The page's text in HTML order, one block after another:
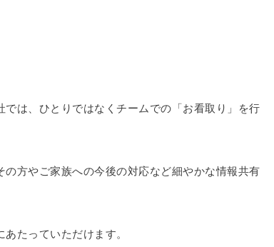
は、ひとりではなくチームでの「お看取り」を行
方やご家族への今後の対応など細やかな情報共有
たっていただけます。